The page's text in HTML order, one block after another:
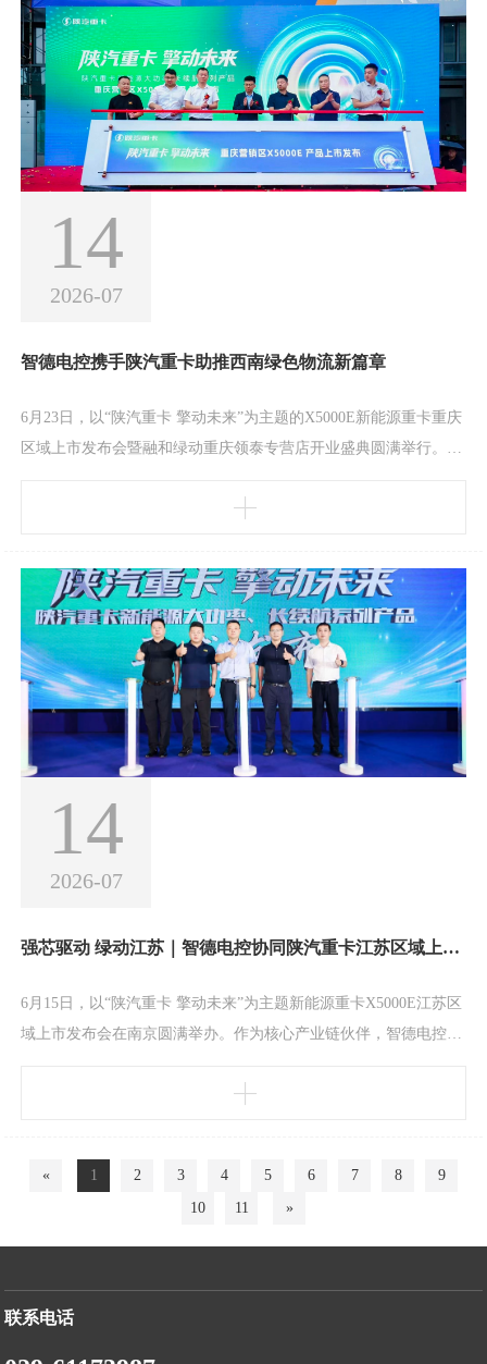
统，产品具备强动力、高可靠、低能耗等核心
14
2026-07
智德电控携手陕汽重卡助推西南绿色物流新篇章
6月23日，以“陕汽重卡 擎动未来”为主题的X5000E新能源重卡重庆
区域上市发布会暨融和绿动重庆领泰专营店开业盛典圆满举行。智
及区域经销商、物流大客户等行业代表共聚山城，一同见证X5000
工况复杂，对新能源重卡的动力性能和可靠性提出了更高要求。此
次发布的X5000E，可广泛适配多元
14
2026-07
强芯驱动 绿动江苏｜智德电控协同陕汽重卡江苏区域上市发布会成功举办
6月15日，以“陕汽重卡 擎动未来”为主题新能源重卡X5000E江苏区
域上市发布会在南京圆满举办。作为核心产业链伙伴，智德电控携
苏区域经销商、物流企业代表共同见证X5000E正式登陆江苏市
品智合660电机凭借强劲的动力输出、优
« 1 2 3 4 5 6 7 8
9
10
11 »
联系电话